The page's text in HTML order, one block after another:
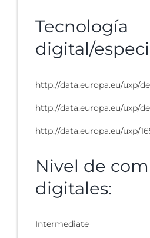
Tecnología
digital/
http://data.europa.eu/uxp/
http://data.europa.eu/uxp/
http://data.europa.eu/uxp/
Nivel de
digitales:
Intermediate